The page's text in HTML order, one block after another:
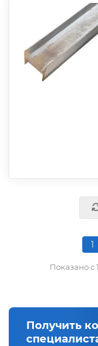
1
Показано с
Получить